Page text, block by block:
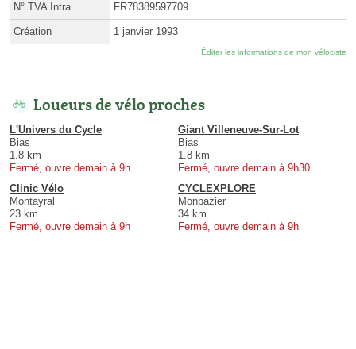
N° TVA Intra. FR78389597709
Création 1 janvier 1993
Éditer les informations de mon vélociste
Loueurs de vélo proches
L'Univers du Cycle
Bias
1.8 km
Fermé, ouvre demain à 9h
Giant Villeneuve-Sur-Lot
Bias
1.8 km
Fermé, ouvre demain à 9h30
Clinic Vélo
Montayral
23 km
Fermé, ouvre demain à 9h
CYCLEXPLORE
Monpazier
34 km
Fermé, ouvre demain à 9h